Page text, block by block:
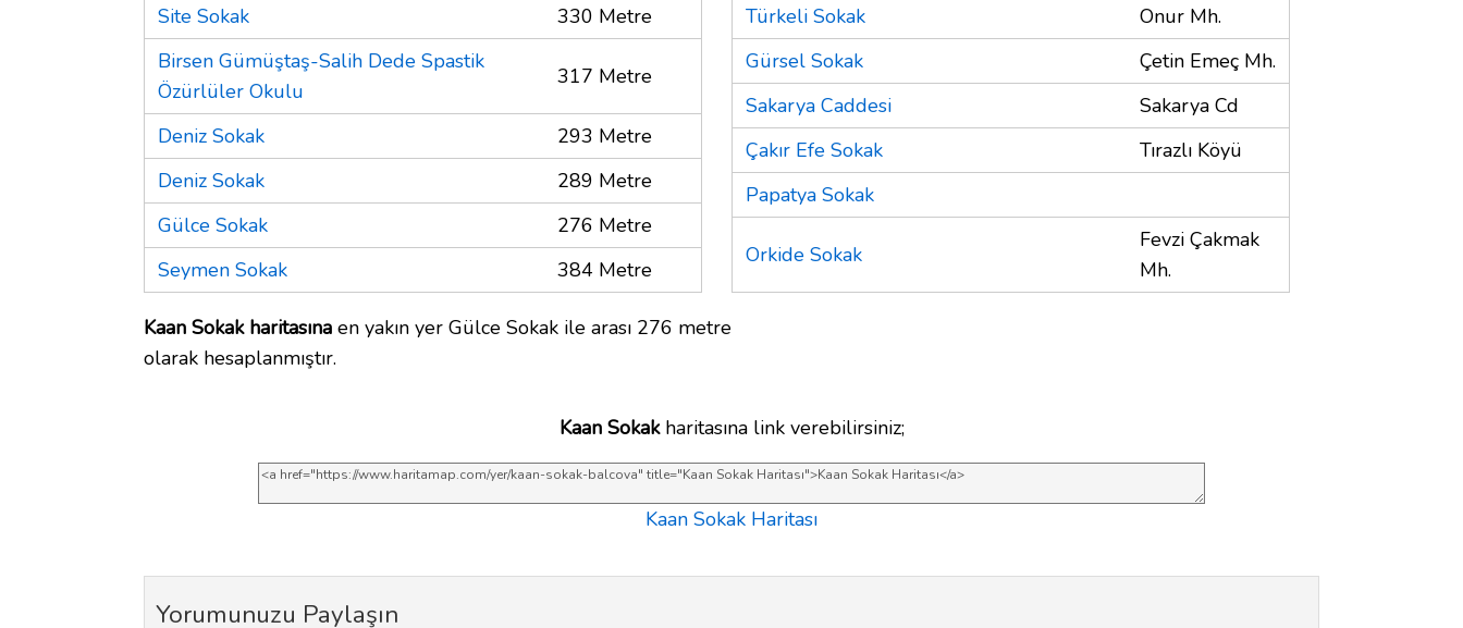
Site Sokak
330 Metre
Birsen Gümüştaş-Salih Dede Spastik
Özürlüler Okulu
317 Metre
Deniz Sokak
293 Metre
Deniz Sokak
289 Metre
Gülce Sokak
276 Metre
Seymen Sokak
384 Metre
Kaan Sokak haritasına en yakın yer Gülce Sokak ile arası 276 metre
olarak hesaplanmıştır.
Türkeli Sokak
Onur Mh.
Gürsel Sokak
Çetin Emeç Mh.
Sakarya Caddesi
Sakarya Cd
Çakır Efe Sokak
Tırazlı Köyü
Papatya Sokak
Orkide Sokak
Fevzi Çakmak
Mh.
Kaan Sokakharitasına link verebilirsiniz;
Kaan Sokak Haritası
Yorumunuzu Paylaşın